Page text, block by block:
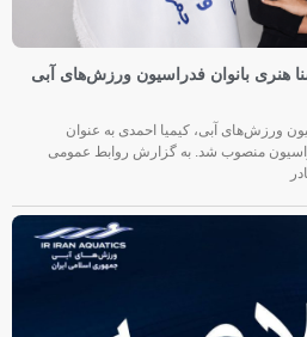
هنری بانوان فدراسیون ورزش‌های آبی
ورزش‌های آبی، کیمیا احمدی به عنوان
منصوب شد. به گزارش روابط عمومی